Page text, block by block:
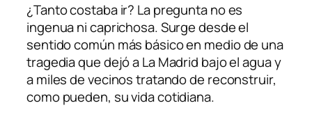
¿Tanto costaba ir? La pregunta no es
ingenua ni caprichosa. Surge desde el
sentido común más básico en medio de una
tragedia que dejó a La Madrid bajo el agua y
a miles de vecinos tratando de reconstruir,
como pueden, su vida cotidiana.